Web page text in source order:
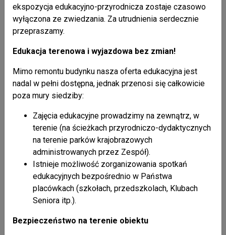
Licznik odwiedzin: 925
Nasze publikacje + pokaż wszystkie
Kalendarzyk kieszonkowy 2021
26 / 02 / 2021
Mapa Parku Krajobrazowego Doliny Sanu
26 / 02 / 2021
Broszura "Ssaki karpackich parków
ekspozycja edukacyjno-przyrodnicza zostaje czasowo
wyłączona ze zwiedzania. Za utrudnienia serdecznie
przepraszamy.
Edukacja terenowa i wyjazdowa bez zmian!
Mimo remontu budynku nasza oferta edukacyjna jest
nadal w pełni dostępna, jednak przenosi się całkowicie
poza mury siedziby:
Zajęcia edukacyjne prowadzimy na zewnątrz, w
terenie (na ścieżkach przyrodniczo-dydaktycznych
na terenie parków krajobrazowych
administrowanych przez Zespół).
Istnieje możliwość zorganizowania spotkań
edukacyjnych bezpośrednio w Państwa
placówkach (szkołach, przedszkolach, Klubach
Seniora itp.).
Bezpieczeństwo na terenie obiektu